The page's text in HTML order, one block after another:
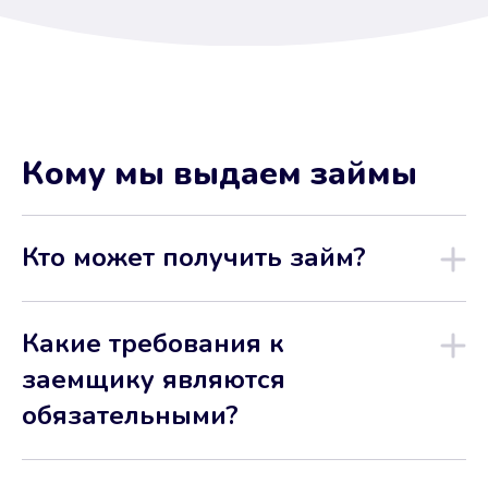
Кому мы выдаем займы
Кто может получить займ?
Какие требования к
заемщику являются
обязательными?